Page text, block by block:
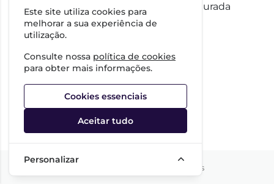
Proteção de dados assegurada
©2026 Todos os direitos reservados
Este site utiliza cookies para
melhorar a sua experiência de
utilização.
Consulte nossa política de cookies
para obter mais informações.
Cookies essenciais
Aceitar tudo
Personalizar